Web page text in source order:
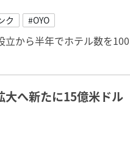
ク #OYO
立から半年でホテル数を100
大へ新たに15億米ドル